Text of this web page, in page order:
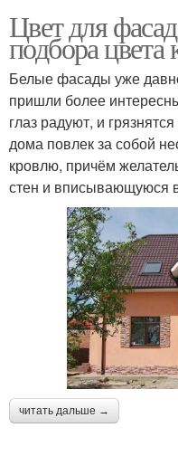
Цвет для
подбора цвета
Белые фасады уже
пришли более
глаз радуют, и
дома повлек за собой
кровлю, причём
стен и вписывающуюся
читать дальше →